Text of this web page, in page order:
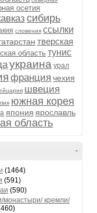
осетия
сибирь
словения ссылки
тверская
область тунис
украина урал
франция чехия
швеция
южная корея
япония ярославль
область
-
(1464)
(591)
(590)
монастыри/ кремли/